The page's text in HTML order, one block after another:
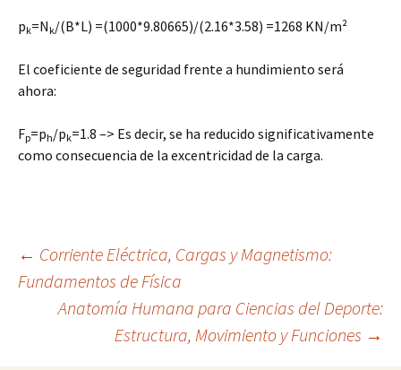
pk=N k/(B*L) =(1000*9.80665)/(2.16*3.58) =1268 KN/m²
El coeficiente de seguridad frente a hundimiento será
ahora:
Fp=ph/pk=1.8 –> Es decir, se ha reducido significativamente
como consecuencia de la excentricidad de la carga.
Navegación
← Corriente Eléctrica, Cargas y Magnetismo:
Fundamentos de Física
Anatomía Humana para Ciencias del Deporte:
Estructura, Movimiento y Funciones →